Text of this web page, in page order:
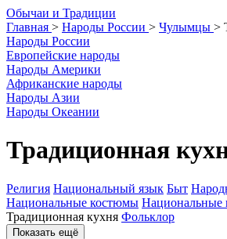
Обычаи и Традиции
Главная > Народы России > Чулымцы >
Народы России
Европейские народы
Народы Америки
Африканские народы
Народы Азии
Народы Океании
Традиционная
Религия Национальный язык Быт
Национальные костюмы Национальные
Традиционная кухня Фольклор
Показать ещё